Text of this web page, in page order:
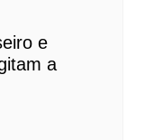
e
a